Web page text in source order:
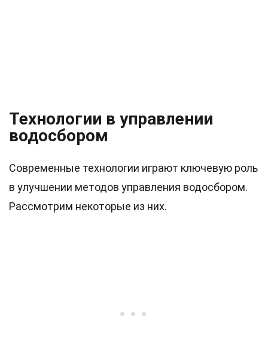
Технологии в управлении
водосбором
Современные технологии играют ключевую роль
в улучшении методов управления водосбором.
Рассмотрим некоторые из них.